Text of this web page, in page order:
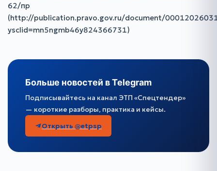
62/пр
(http://publication.pravo.gov.ru/document/
ysclid=mn5ngmb46y824366731)
Больше новостей в Telegram
Подписывайтесь на канал ЭТП «Спецтендер»
— короткие разборы, практика и кейсы.
Открыть @etpsp